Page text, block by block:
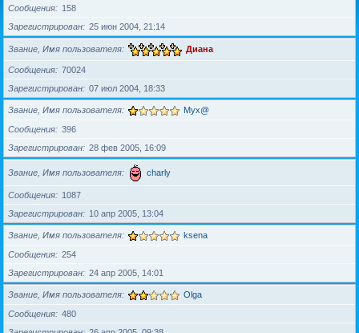
Сообщения
158
Зарегистрирован
25 июн 2004, 21:14
Звание, Имя пользователя Диана
Сообщения
70024
Зарегистрирован
07 июл 2004, 18:33
Звание, Имя пользователя Myx@
Сообщения
396
Зарегистрирован
28 фев 2005, 16:09
Звание, Имя пользователя charly
Сообщения
1087
Зарегистрирован
10 апр 2005, 13:04
Звание, Имя пользователя ksena
Сообщения
254
Зарегистрирован
24 апр 2005, 14:01
Звание, Имя пользователя Olga
Сообщения
480